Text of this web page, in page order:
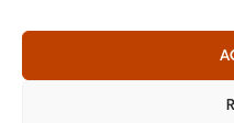
© AME 2024,